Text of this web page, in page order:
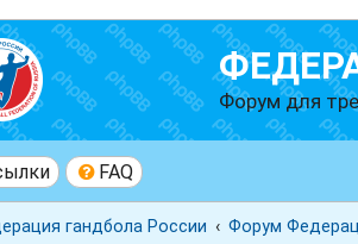
Форум для
FAQ
гандбола России Форум